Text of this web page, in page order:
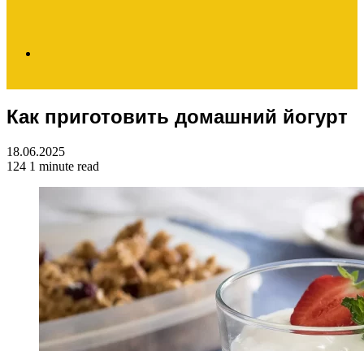
for
Как приготовить домашний йогурт
18.06.2025
124 1 minute read